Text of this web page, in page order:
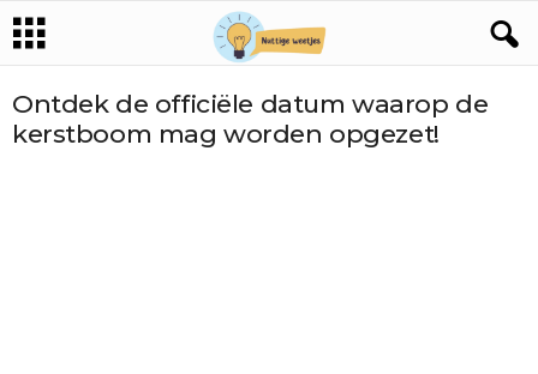
Ontdek de officiële datum waarop de
kerstboom mag worden opgezet!